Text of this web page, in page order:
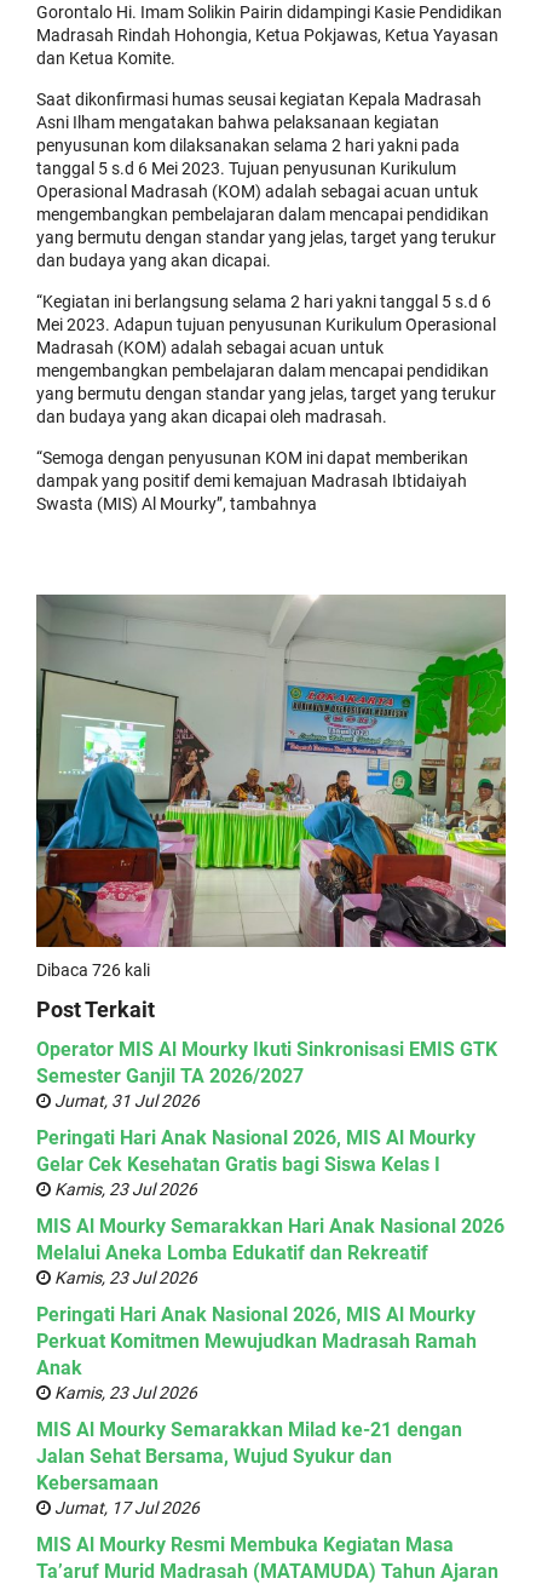
Gorontalo Hi. Imam Solikin Pairin didampingi Kasie Pendidikan
Madrasah Rindah Hohongia, Ketua Pokjawas, Ketua Yayasan
dan Ketua Komite.
Saat dikonfirmasi humas seusai kegiatan Kepala Madrasah
Asni Ilham mengatakan bahwa pelaksanaan kegiatan
penyusunan kom dilaksanakan selama 2 hari yakni pada
tanggal 5 s.d 6 Mei 2023. Tujuan penyusunan Kurikulum
Operasional Madrasah (KOM) adalah sebagai acuan untuk
mengembangkan pembelajaran dalam mencapai pendidikan
yang bermutu dengan standar yang jelas, target yang terukur
dan budaya yang akan dicapai.
“Kegiatan ini berlangsung selama 2 hari yakni tanggal 5 s.d 6
Mei 2023. Adapun tujuan penyusunan Kurikulum Operasional
Madrasah (KOM) adalah sebagai acuan untuk
mengembangkan pembelajaran dalam mencapai pendidikan
yang bermutu dengan standar yang jelas, target yang terukur
dan budaya yang akan dicapai oleh madrasah.
“Semoga dengan penyusunan KOM ini dapat memberikan
dampak yang positif demi kemajuan Madrasah Ibtidaiyah
Swasta (MIS) Al Mourky”, tambahnya
Dibaca 726 kali
Post Terkait
Operator MIS Al Mourky Ikuti Sinkronisasi EMIS GTK
Semester Ganjil TA 2026/2027
Jumat, 31 Jul 2026
Peringati Hari Anak Nasional 2026, MIS Al Mourky
Gelar Cek Kesehatan Gratis bagi Siswa Kelas I
Kamis, 23 Jul 2026
MIS Al Mourky Semarakkan Hari Anak Nasional 2026
Melalui Aneka Lomba Edukatif dan Rekreatif
Kamis, 23 Jul 2026
Peringati Hari Anak Nasional 2026, MIS Al Mourky
Perkuat Komitmen Mewujudkan Madrasah Ramah
Anak
Kamis, 23 Jul 2026
MIS Al Mourky Semarakkan Milad ke-21 dengan
Jalan Sehat Bersama, Wujud Syukur dan
Kebersamaan
Jumat, 17 Jul 2026
MIS Al Mourky Resmi Membuka Kegiatan Masa
Ta’aruf Murid Madrasah (MATAMUDA) Tahun Ajaran